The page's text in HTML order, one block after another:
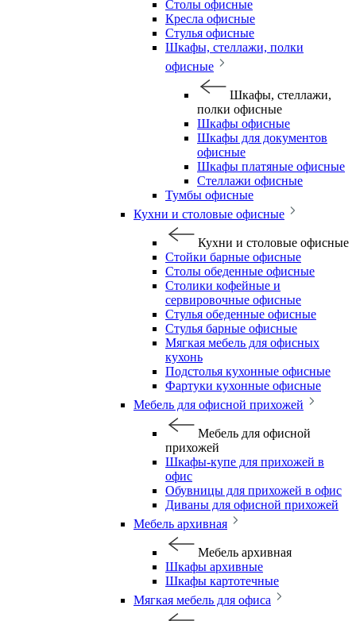
Столы офисные
Кресла офисные
Стулья офисные
Шкафы, стеллажи, полки
офисные
Шкафы, стеллажи,
полки офисные
Шкафы офисные
Шкафы для документов
офисные
Шкафы платяные офисные
Стеллажи офисные
Тумбы офисные
Кухни и столовые офисные
Кухни и столовые офисные
Стойки барные офисные
Столы обеденные офисные
Столики кофейные и
сервировочные офисные
Стулья обеденные офисные
Стулья барные офисные
Мягкая мебель для офисных
кухонь
Подстолья кухонные офисные
Фартуки кухонные офисные
Мебель для офисной прихожей
Мебель для офисной
прихожей
Шкафы-купе для прихожей в
офис
Обувницы для прихожей в офис
Диваны для офисной прихожей
Мебель архивная
Мебель архивная
Шкафы архивные
Шкафы картотечные
Мягкая мебель для офиса